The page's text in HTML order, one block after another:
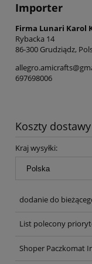
Importer
Firma Lunari Karol
Rybacka 14
86-300 Grudziądz,
697698006
Koszty dostawy
Cena nie zawiera
Kraj wysyłki:
dodanie do
List polecony
Shoper Paczkomat